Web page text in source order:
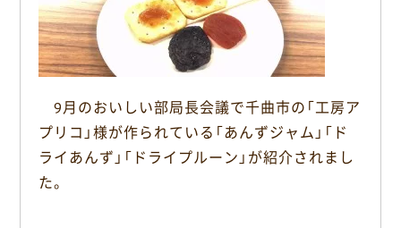
9月のおいしい部局長会議で千曲市の「工房ア
プリコ」様が作られている「あんずジャム」「ド
ライあんず」「ドライプルーン」が紹介されまし
た。